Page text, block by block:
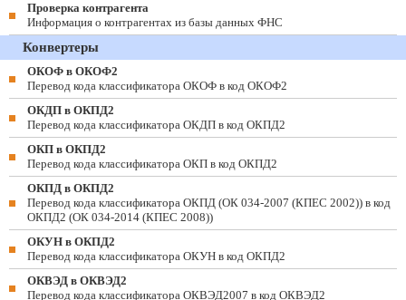
Проверка контрагента
Информация о контрагентах из базы данных ФНС
Конвертеры
ОКОФ в ОКОФ2
Перевод кода классификатора ОКОФ в код ОКОФ2
ОКДП в ОКПД2
Перевод кода классификатора ОКДП в код ОКПД2
ОКП в ОКПД2
Перевод кода классификатора ОКП в код ОКПД2
ОКПД в ОКПД2
Перевод кода классификатора ОКПД (ОК 034-2007 (КПЕС 2002)) в код
ОКПД2 (ОК 034-2014 (КПЕС 2008))
ОКУН в ОКПД2
Перевод кода классификатора ОКУН в код ОКПД2
ОКВЭД в ОКВЭД2
Перевод кода классификатора ОКВЭД2007 в код ОКВЭД2